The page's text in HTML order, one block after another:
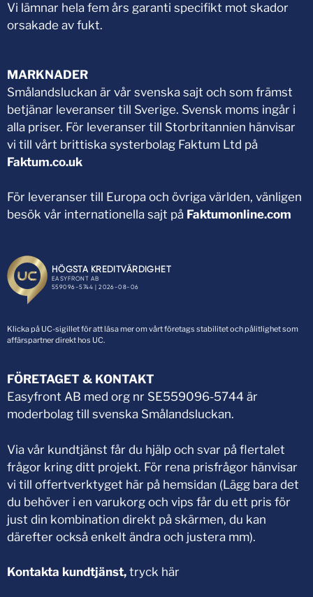
Vi lämnar hela fem års garanti specifikt mot skador
orsakade av fukt.
MARKNADER
Smålandsluckan är vår svenska sajt och som främst
betjänar leveranser till Sverige. Svensk moms ingår i
alla priser. För leveranser till Storbritannien hänvisar
vi till vårt brittiska systerbolag Faktum Ltd på
Faktum.co.uk
För leveranser till Europa och övriga världen, vänligen
besök vår internationella sajt på Faktumonline.com
Klicka på UC-sigillet för att läsa mer om vårt företags stabilitet och pålitlighet som
affärspartner direkt hos UC.
FÖRETAGET & KONTAKT
Easyfront AB med org nr SE559096-5744 är
moderbolag till svenska Smålandsluckan.
Via vår kundtjänst får du hjälp och svar på flertalet
frågor kring ditt projekt. För rena prisfrågor hänvisar
vi till offertverktyget här på hemsidan (Lägg bara det
du behöver i en varukorg och vips får du ett pris för
just din kombination direkt på skärmen, du kan
därefter också enkelt ändra och justera mm).
Kontakta kundtjänst, tryck här